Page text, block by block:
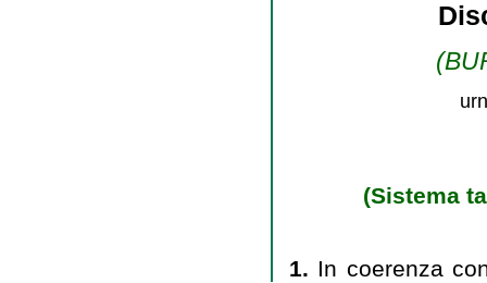
(Sistema
1. In coerenza